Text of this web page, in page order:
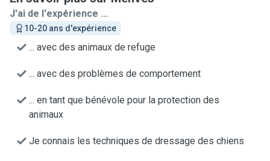
J'ai de l'expérience ...
10-20 ans d'expérience
... avec des animaux de refuge
... avec des problèmes de comportement
... en tant que bénévole pour la protection des
animaux
Je connais les techniques de dressage des chiens